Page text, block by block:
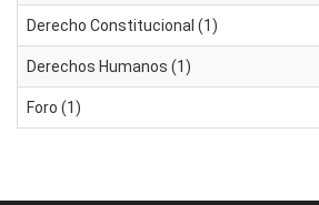
Derecho Constitucional (1)
Derechos Humanos (1)
Foro (1)